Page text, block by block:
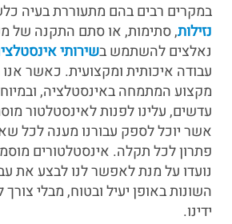
במקרים רבים בהם מתעוררת בעיה
נזילות, סתימות, או סתם התקנה של
נאלצים להשתמש בשירותי
עבודה איכותית ומקצועית. כאשר
מקצוע המתמחה באינסטלציה,
עדשים, עלינו לפנות לאינסטלטור
אשר יוכל לספק עבורנו מענה לכל
פתרון לכל תקלה. אינסטלטורים
נועדו על מנת לאפשר לנו לבצע את
השונות באופן יעיל ובטוח, מבלי
ידינו.